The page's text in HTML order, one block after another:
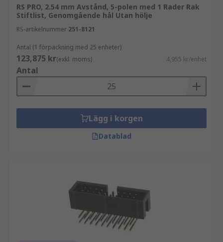
RS PRO, 2.54 mm Avstånd, 5-polen med 1 Rader Rak
Stiftlist, Genomgående hål Utan hölje
RS-artikelnummer 251-8121
Antal (1 förpackning med 25 enheter)
123,875 kr(exkl. moms) 4,955 kr/enhet
Antal
Lägg i korgen
Datablad